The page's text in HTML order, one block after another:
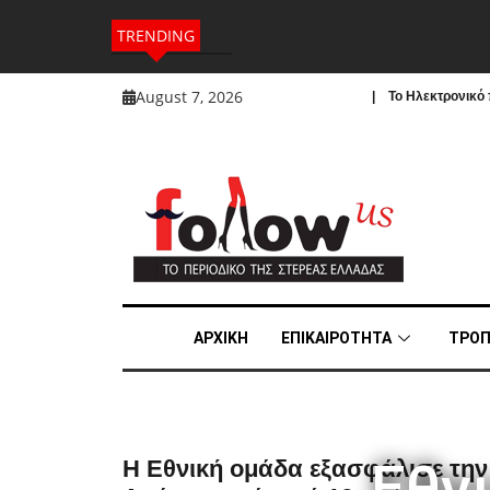
TRENDING
August 7, 2026 | To Ηλεκτρονικό
ΑΡΧΙΚΗ ΕΠΙΚΑΙΡΟΤΗΤΑ
Η Εθνική ομάδα εξασφάλισε